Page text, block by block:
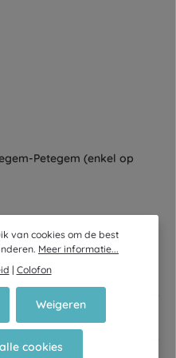
Petegem (enkel op
van cookies om de best
Meer informatie...
| Colofon
Weigeren
cookies